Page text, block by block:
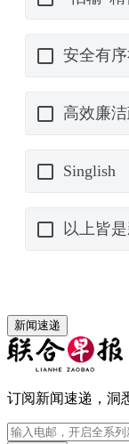
新闻速递
订阅新闻速递，洞